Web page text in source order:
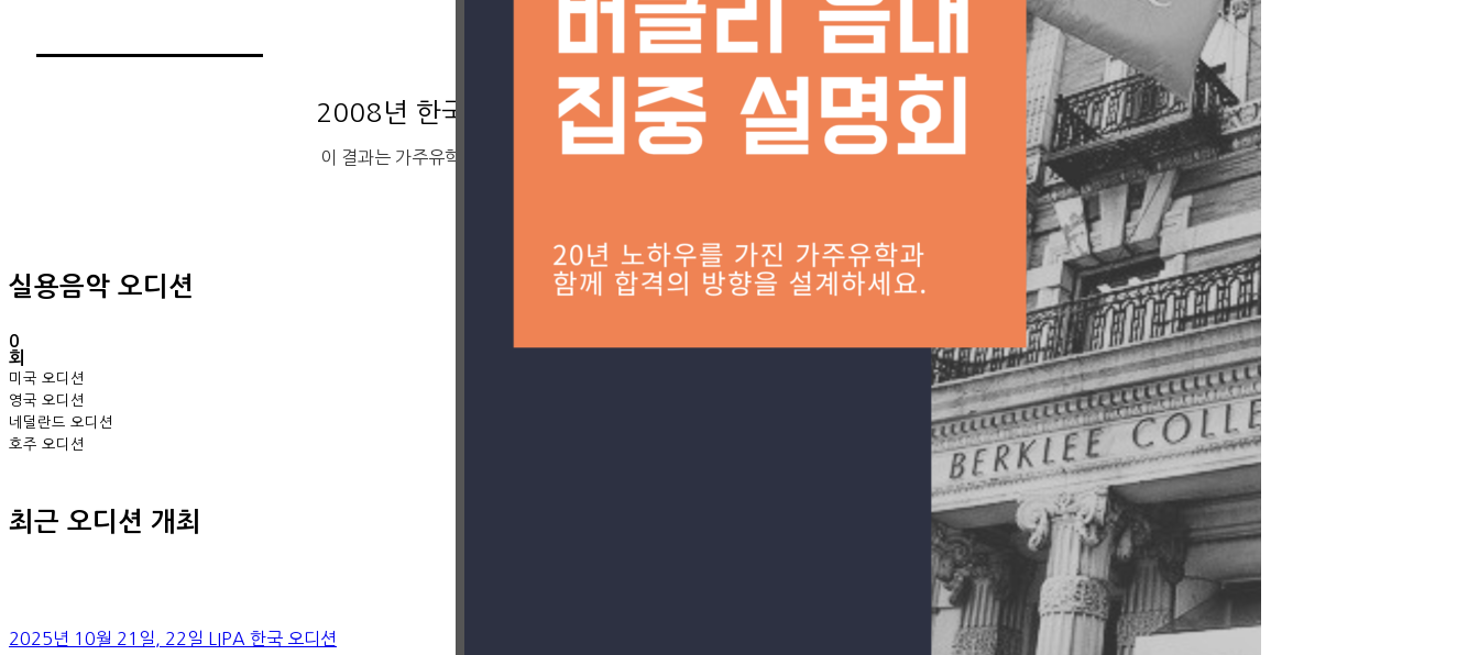
해외 유명 실용 음대 오디션 개최
2008년 한국에서 UArts와 가주유학이 처음으로 오디션을 실시하였습니다.
이 결과는 가주유학의 적극적 해외 활동과 한국 뮤지션의 실력이 세계적 수준으로 성장했기에 가능한 결과였습니다.
실용음악 오디션
0
회
미국 오디션
영국 오디션
네덜란드 오디션
호주 오디션
최근 오디션 개최
2025년 10월 21일, 22일 LIPA 한국 오디션